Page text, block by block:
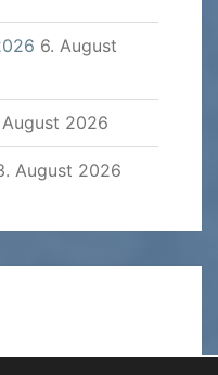
6. August
August 2026
August 2026